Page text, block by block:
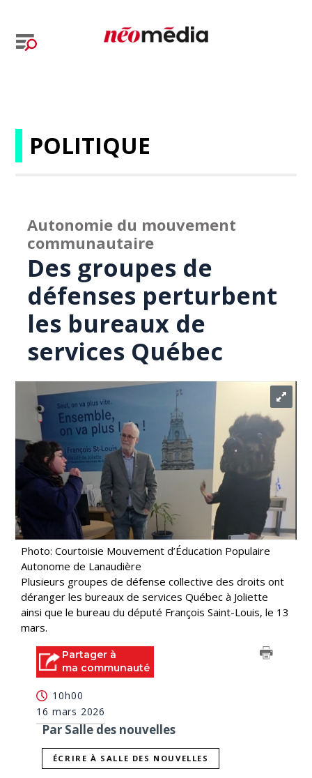
POLITIQUE
Autonomie du mouvement
communautaire
Des groupes de
défenses perturbent
les bureaux de
services Québec
Photo: Courtoisie Mouvement d’Éducation Populaire
Autonome de Lanaudière
Plusieurs groupes de défense collective des droits ont
déranger les bureaux de services Québec à Joliette
ainsi que le bureau du député François Saint-Louis, le 13
mars.
Partager à
ma communauté
10h00
16 mars 2026
Par Salle des nouvelles
ÉCRIRE À SALLE DES NOUVELLES